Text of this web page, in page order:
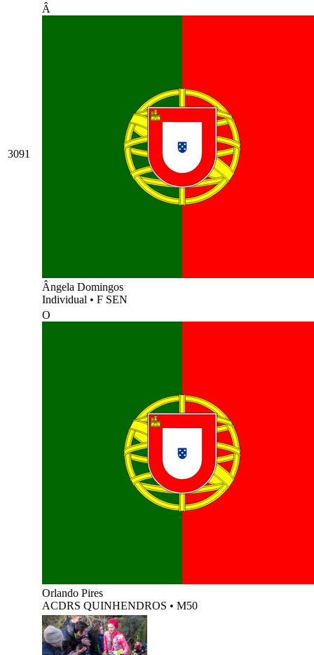
3091
Â
Ângela Domingos
Individual • F SEN
O
Orlando Pires
ACDRS QUINHENDROS • M50